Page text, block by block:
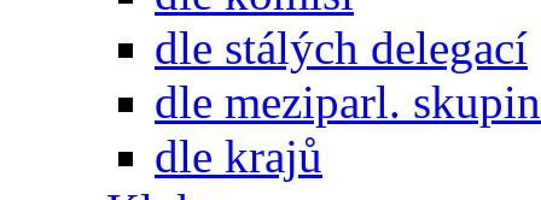
dle stálých delegací
dle meziparl. skupin
dle krajů